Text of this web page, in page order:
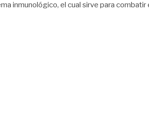
inmunológico, el cual sirve para